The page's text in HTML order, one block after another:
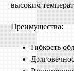
высоким
Преимущества:
Гибкость